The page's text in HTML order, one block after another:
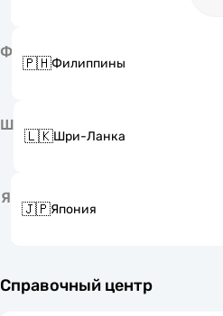
Ф
🇵🇭Филиппины
Ш
🇱🇰Шри-Ланка
Я
🇯🇵Япония
Справочный центр